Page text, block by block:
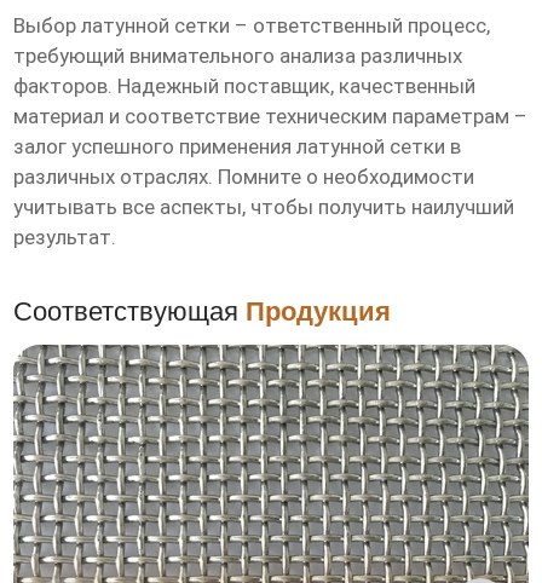
Выборлатунной сетки – ответственный процесс,
требующий внимательного анализа различных
факторов. Надежный поставщик, качественный
материал и соответствие техническим параметрам –
залог успешного применениялатунной сетки в
различных отраслях. Помните о необходимости
учитывать все аспекты, чтобы получить наилучший
результат.
Соответствующая Продукция